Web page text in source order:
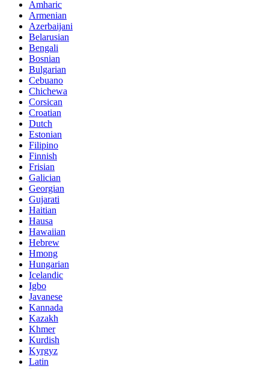
Amharic
Armenian
Azerbaijani
Belarusian
Bengali
Bosnian
Bulgarian
Cebuano
Chichewa
Corsican
Croatian
Dutch
Estonian
Filipino
Finnish
Frisian
Galician
Georgian
Gujarati
Haitian
Hausa
Hawaiian
Hebrew
Hmong
Hungarian
Icelandic
Igbo
Javanese
Kannada
Kazakh
Khmer
Kurdish
Kyrgyz
Latin